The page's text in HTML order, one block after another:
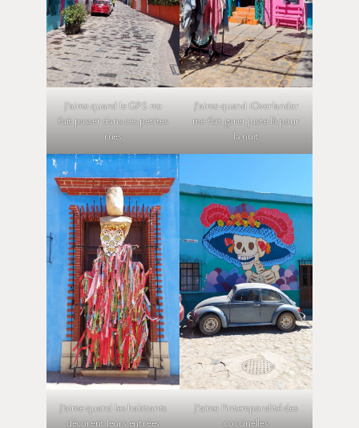
J’aime quand le GPS me
fait passer dans ces petites
rues
J’aime quand iOverlander
me fait garer juste là pour
la nuit
J’aime quand les habitants
décorent leurs entrées
J’aime l’intemporalité des
coccinelles